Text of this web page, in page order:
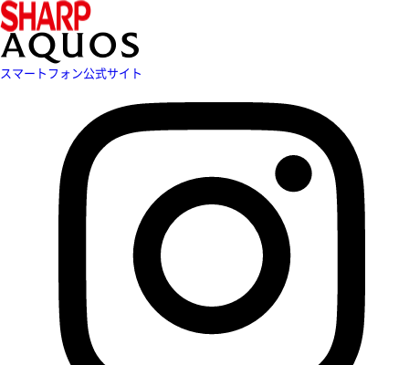
スマートフォン公式サイト